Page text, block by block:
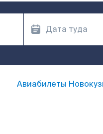
Авиабилеты